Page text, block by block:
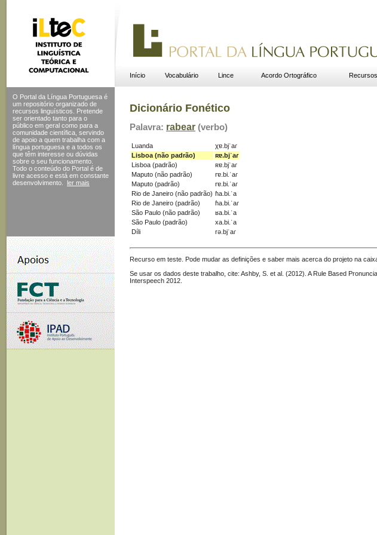
Início Vocabulário Lince Acordo Ortográfico Recursos
O Portal da Língua Portuguesa é
um repositório organizado de
recursos linguísticos. Pretende
ser orientado tanto para o
público em geral como para a
comunidade científica, servindo
de apoio a quem trabalha com a
língua portuguesa e a todos os
que têm interesse ou dúvidas
sobre o seu funcionamento.
Todo o conteúdo do Portal é de
livre acesso e está em constante
desenvolvimento.
ler mais
Dicionário Fonético
Palavra: rabear (verbo)
Luanda
χɐ.bjˈaɾ
Lisboa (não padrão)
ʀɐ.bjˈaɾ
Lisboa (padrão)
ʀɐ.bjˈaɾ
Maputo (não padrão)
rɐ.bi.ˈaɾ
Maputo (padrão)
rɐ.bi.ˈaɾ
Rio de Janeiro (não padrão) ɦa.bi.ˈa
Rio de Janeiro (padrão)
ɦa.bi.ˈaɾ
São Paulo (não padrão)
ʁa.bi.ˈa
São Paulo (padrão)
xa.bi.ˈa
Díli
rə.bjˈaɾ
Recurso em teste. Pode mudar as definições e saber mais acerca do projeto na
Se usar os dados deste trabalho, cite: Ashby, S. et al. (2012). A Rule Based
Interspeech 2012.